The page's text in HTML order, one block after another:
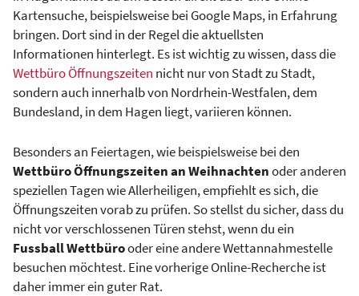
Kartensuche, beispielsweise bei Google Maps, in Erfahrung
bringen. Dort sind in der Regel die aktuellsten
Informationen hinterlegt. Es ist wichtig zu wissen, dass die
Wettbüro Öffnungszeiten nicht nur von Stadt zu Stadt,
sondern auch innerhalb von Nordrhein-Westfalen, dem
Bundesland, in dem Hagen liegt, variieren können.
Besonders an Feiertagen, wie beispielsweise bei den
Wettbüro Öffnungszeiten an Weihnachtenoder anderen
speziellen Tagen wie Allerheiligen, empfiehlt es sich, die
Öffnungszeiten vorab zu prüfen. So stellst du sicher, dass du
nicht vor verschlossenen Türen stehst, wenn du ein
Fussball Wettbürooder eine andere Wettannahmestelle
besuchen möchtest. Eine vorherige Online-Recherche ist
daher immer ein guter Rat.